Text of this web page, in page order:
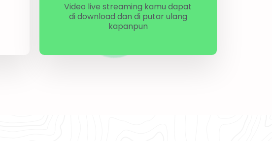
Video live streaming kamu dapat
di download dan di putar ulang
kapanpun